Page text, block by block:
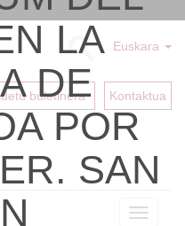
Euskara
buletinera Kontaktua
Toggle
LA
DE
POR
SAN